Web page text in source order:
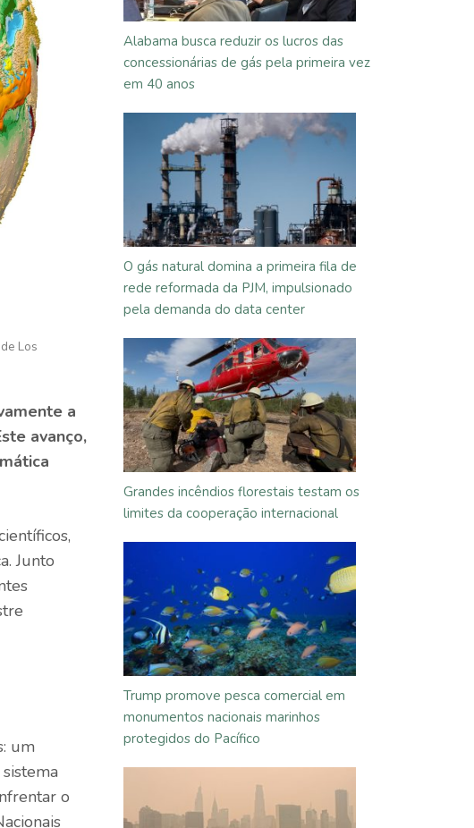
Los
a
avanço,
Junto
um
o
Alabama busca reduzir os lucros das
concessionárias de gás pela primeira vez
em 40 anos
O gás natural domina a primeira fila de
rede reformada da PJM, impulsionado
pela demanda do data center
Grandes incêndios florestais testam os
limites da cooperação internacional
Trump promove pesca comercial em
monumentos nacionais marinhos
protegidos do Pacífico